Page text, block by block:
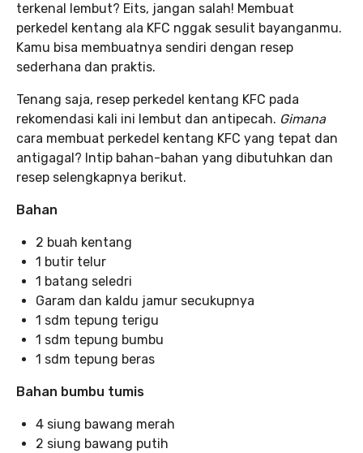
terkenal lembut? Eits, jangan salah! Membuat
perkedel kentang ala KFC nggak sesulit bayanganmu.
Kamu bisa membuatnya sendiri dengan resep
sederhana dan praktis.
Tenang saja, resep perkedel kentang KFC pada
rekomendasi kali ini lembut dan antipecah. Gimana
cara membuat perkedel kentang KFC yang tepat dan
antigagal? Intip bahan-bahan yang dibutuhkan dan
resep selengkapnya berikut.
Bahan
2 buah kentang
1 butir telur
1 batang seledri
Garam dan kaldu jamur secukupnya
1 sdm tepung terigu
1 sdm tepung bumbu
1 sdm tepung beras
Bahan bumbu tumis
4 siung bawang merah
2 siung bawang putih